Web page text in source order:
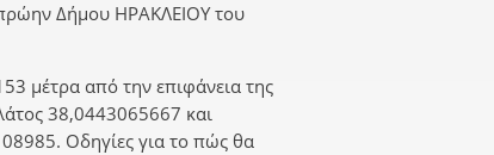
Δήμου ΗΡΑΚΛΕΙΟΥ του
μέτρα από την επιφάνεια της
38,0443065667 και
Οδηγίες για το πώς θα